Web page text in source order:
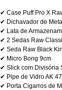
✔ Case Puff Pro X
✔ Dichavador de
✔ Lata de
✔ 2 Sedas Raw
✔ Seda Raw Black
✔ Micro Bong 9cm
✔ Slick com Divisória
✔ Pipe de Vidro AK 47
✔ Porta Cigarros de